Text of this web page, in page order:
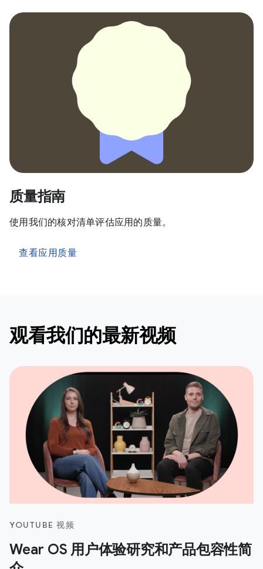
质量指南
使用我们的核对清单评估应用的质量。
查看应用质量
观看我们的最新视频
YOUTUBE 视频
Wear OS 用户体验研究和产品包容性简